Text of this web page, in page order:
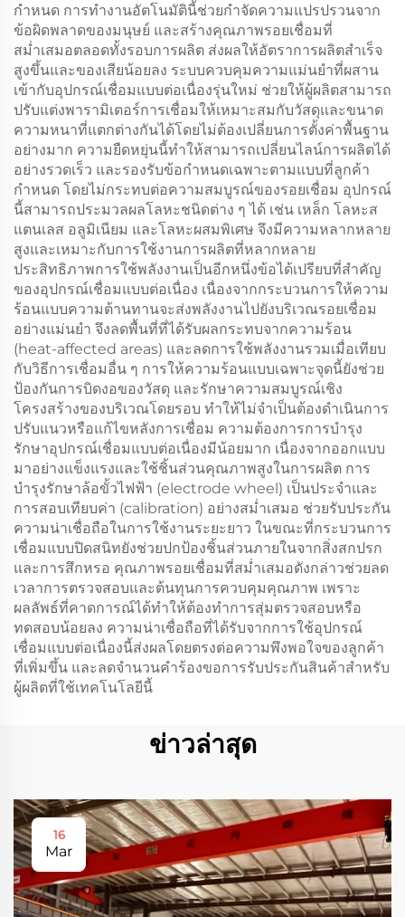
กำหนด การทำงานอัตโนมัตินี้ช่วยกำจัดความแปรปรวนจาก
ข้อผิดพลาดของมนุษย์ และสร้างคุณภาพรอยเชื่อมที่
สม่ำเสมอตลอดทั้งรอบการผลิต ส่งผลให้อัตราการผลิตสำเร็จ
สูงขึ้นและของเสียน้อยลง ระบบควบคุมความแม่นยำที่ผสาน
เข้ากับอุปกรณ์เชื่อมแบบต่อเนื่องรุ่นใหม่ ช่วยให้ผู้ผลิตสามารถ
ปรับแต่งพารามิเตอร์การเชื่อมให้เหมาะสมกับวัสดุและขนาด
ความหนาที่แตกต่างกันได้โดยไม่ต้องเปลี่ยนการตั้งค่าพื้นฐาน
อย่างมาก ความยืดหยุ่นนี้ทำให้สามารถเปลี่ยนไลน์การผลิตได้
อย่างรวดเร็ว และรองรับข้อกำหนดเฉพาะตามแบบที่ลูกค้า
กำหนด โดยไม่กระทบต่อความสมบูรณ์ของรอยเชื่อม อุปกรณ์
นี้สามารถประมวลผลโลหะชนิดต่าง ๆ ได้ เช่น เหล็ก โลหะส
แตนเลส อลูมิเนียม และโลหะผสมพิเศษ จึงมีความหลากหลาย
สูงและเหมาะกับการใช้งานการผลิตที่หลากหลาย
ประสิทธิภาพการใช้พลังงานเป็นอีกหนึ่งข้อได้เปรียบที่สำคัญ
ของอุปกรณ์เชื่อมแบบต่อเนื่อง เนื่องจากกระบวนการให้ความ
ร้อนแบบความต้านทานจะส่งพลังงานไปยังบริเวณรอยเชื่อม
อย่างแม่นยำ จึงลดพื้นที่ที่ได้รับผลกระทบจากความร้อน
(heat-affected areas) และลดการใช้พลังงานรวมเมื่อเทียบ
กับวิธีการเชื่อมอื่น ๆ การให้ความร้อนแบบเฉพาะจุดนี้ยังช่วย
ป้องกันการบิดงอของวัสดุ และรักษาความสมบูรณ์เชิง
โครงสร้างของบริเวณโดยรอบ ทำให้ไม่จำเป็นต้องดำเนินการ
ปรับแนวหรือแก้ไขหลังการเชื่อม ความต้องการการบำรุง
รักษาอุปกรณ์เชื่อมแบบต่อเนื่องมีน้อยมาก เนื่องจากออกแบบ
มาอย่างแข็งแรงและใช้ชิ้นส่วนคุณภาพสูงในการผลิต การ
บำรุงรักษาล้อขั้วไฟฟ้า (electrode wheel) เป็นประจำและ
การสอบเทียบค่า (calibration) อย่างสม่ำเสมอ ช่วยรับประกัน
ความน่าเชื่อถือในการใช้งานระยะยาว ในขณะที่กระบวนการ
เชื่อมแบบปิดสนิทยังช่วยปกป้องชิ้นส่วนภายในจากสิ่งสกปรก
และการสึกหรอ คุณภาพรอยเชื่อมที่สม่ำเสมอดังกล่าวช่วยลด
เวลาการตรวจสอบและต้นทุนการควบคุมคุณภาพ เพราะ
ผลลัพธ์ที่คาดการณ์ได้ทำให้ต้องทำการสุ่มตรวจสอบหรือ
ทดสอบน้อยลง ความน่าเชื่อถือที่ได้รับจากการใช้อุปกรณ์
เชื่อมแบบต่อเนื่องนี้ส่งผลโดยตรงต่อความพึงพอใจของลูกค้า
ที่เพิ่มขึ้น และลดจำนวนคำร้องขอการรับประกันสินค้าสำหรับ
ผู้ผลิตที่ใช้เทคโนโลยีนี้
ข่าวล่าสุด
16
Mar